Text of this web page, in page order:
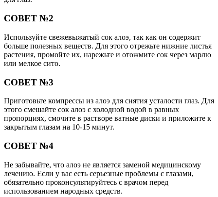
СОВЕТ №2
Используйте свежевыжатый сок алоэ, так как он содержит
больше полезных веществ. Для этого отрежьте нижние листья
растения, промойте их, нарежьте и отожмите сок через марлю
или мелкое сито.
СОВЕТ №3
Приготовьте компрессы из алоэ для снятия усталости глаз. Для
этого смешайте сок алоэ с холодной водой в равных
пропорциях, смочите в растворе ватные диски и приложите к
закрытым глазам на 10-15 минут.
СОВЕТ №4
Не забывайте, что алоэ не является заменой медицинскому
лечению. Если у вас есть серьезные проблемы с глазами,
обязательно проконсультируйтесь с врачом перед
использованием народных средств.